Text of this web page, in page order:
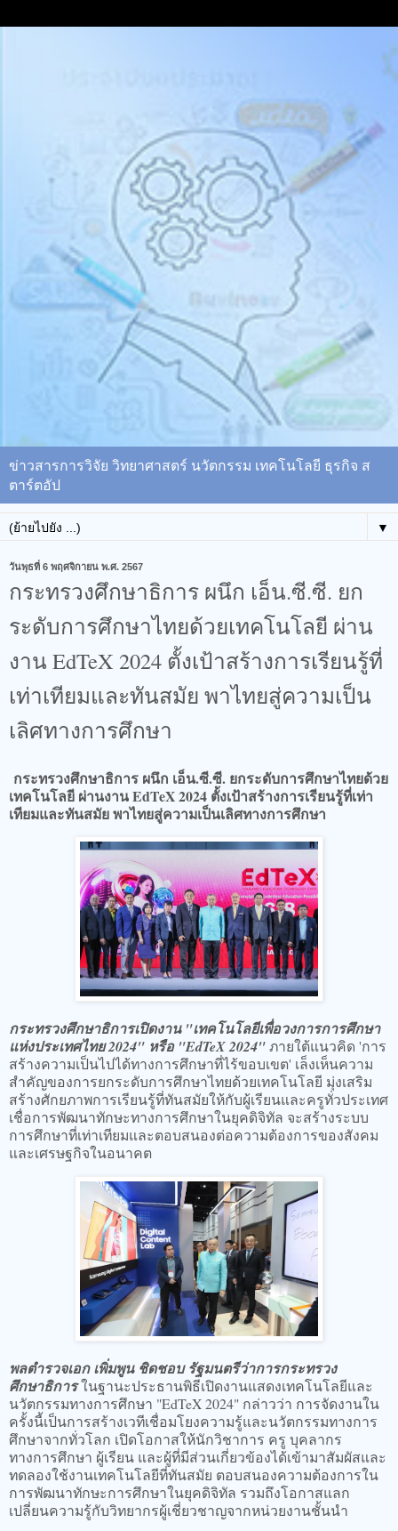
ข่าวสารการวิจัย วิทยาศาสตร์ นวัตกรรม เทคโนโลยี ธุรกิจ ส
ตาร์ตอัป
▼
วันพุธที่ 6 พฤศจิกายน พ.ศ. 2567
กระทรวงศึกษาธิการ ผนึก เอ็น.ซี.ซี. ยก
ระดับการศึกษาไทยด้วยเทคโนโลยี ผ่าน
งาน EdTeX 2024​ ตั้งเป้าสร้างการเรียนรู้ที่
เท่าเทียมและทันสมัย พาไทยสู่ความเป็น
เลิศทางการศึกษา
กระทรวงศึกษาธิการ ผนึก เอ็น.ซี.ซี. ยกระดับการศึกษาไทยด้วย
เทคโนโลยี ผ่านงาน EdTeX 2024​ ตั้งเป้าสร้างการเรียนรู้ที่เท่า
เทียมและทันสมัย พาไทยสู่ความเป็นเลิศทางการศึกษา
กระทรวงศึกษาธิการเปิดงาน "เทคโนโลยีเพื่อวงการการศึกษา
แห่งประเทศไทย 2024" หรือ "EdTeX 2024"ภายใต้แนวคิด 'การ
สร้างความเป็นไปได้ทางการศึกษาที่ไร้ขอบเขต' เล็งเห็นความ
สำคัญของการยกระดับการศึกษาไทยด้วยเทคโนโลยี มุ่งเสริม
สร้างศักยภาพการเรียนรู้ที่ทันสมัยให้กับผู้เรียนและครูทั่วประเทศ
เชื่อการพัฒนาทักษะทางการศึกษาในยุคดิจิทัล จะสร้างระบบ
การศึกษาที่เท่าเทียมและตอบสนองต่อความต้องการของสังคม
และเศรษฐกิจในอนาคต
พลตำรวจเอก เพิ่มพูน ชิดชอบ รัฐมนตรีว่าการกระทรวง
ศึกษาธิการในฐานะประธานพิธีเปิดงานแสดงเทคโนโลยีและ
นวัตกรรมทางการศึกษา "EdTeX 2024" กล่าวว่า การจัดงานใน
ครั้งนี้เป็นการสร้างเวทีเชื่อมโยงความรู้และนวัตกรรมทางการ
ศึกษาจากทั่วโลก เปิดโอกาสให้นักวิชาการ ครู บุคลากร
ทางการศึกษา ผู้เรียน และผู้ที่มีส่วนเกี่ยวข้องได้เข้ามาสัมผัสและ
ทดลองใช้งานเทคโนโลยีที่ทันสมัย ตอบสนองความต้องการใน
การพัฒนาทักษะการศึกษาในยุคดิจิทัล รวมถึงโอกาสแลก
เปลี่ยนความรู้กับวิทยากรผู้เชี่ยวชาญจากหน่วยงานชั้นนำ